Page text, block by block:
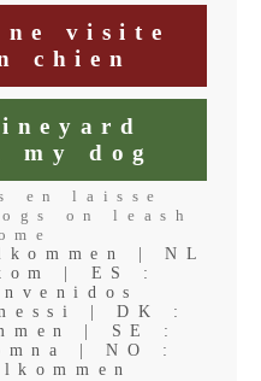
visite
chien
dog
en laisse
on leash
| NL
| ES :
| DK :
| SE :
| NO :